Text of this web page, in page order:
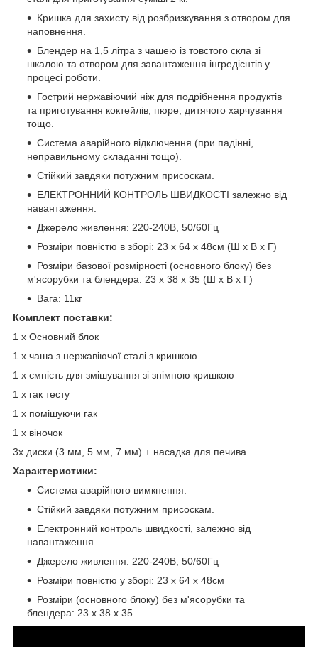
Кришка для захисту від розбризкування з отвором для
наповнення.
Блендер на 1,5 літра з чашею із товстого скла зі
шкалою та отвором для завантаження інгредієнтів у
процесі роботи.
Гострий нержавіючий ніж для подрібнення продуктів
та приготування коктейлів, пюре, дитячого харчування
тощо.
Система аварійного відключення (при падінні,
неправильному складанні тощо).
Стійкий завдяки потужним присоскам.
ЕЛЕКТРОННИЙ КОНТРОЛЬ ШВИДКОСТІ залежно від
навантаження.
Джерело живлення: 220-240В, 50/60Гц
Розміри повністю в зборі: 23 х 64 х 48см (Ш х В х Г)
Розміри базової розмірності (основного блоку) без
м'ясорубки та блендера: 23 х 38 х 35 (Ш х В х Г)
Вага: 11кг
Комплект поставки:
1 х Основний блок
1 х чаша з нержавіючої сталі з кришкою
1 х ємність для змішування зі знімною кришкою
1 х гак тесту
1 х помішуючи гак
1 х віночок
3х диски (3 мм, 5 мм, 7 мм) + насадка для печива.
Характеристики:
Система аварійного вимкнення.
Стійкий завдяки потужним присоскам.
Електронний контроль швидкості, залежно від
навантаження.
Джерело живлення: 220-240В, 50/60Гц
Розміри повністю у зборі: 23 х 64 х 48см
Розміри (основного блоку) без м'ясорубки та
блендера: 23 х 38 х 35